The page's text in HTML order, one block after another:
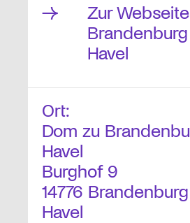
Zur
Havel
Ort:
Dom zu
Havel
Burghof 9
14776
Havel